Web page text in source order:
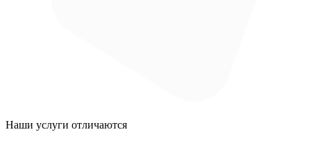
Наши услуги отличаются